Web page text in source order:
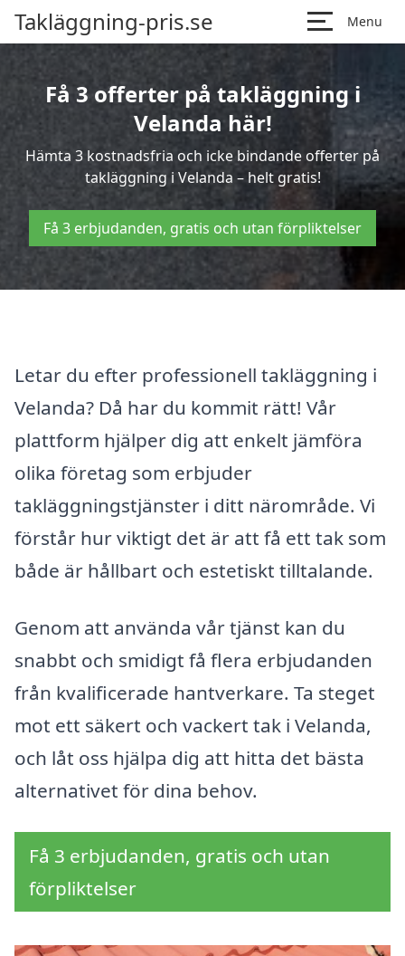
Takläggning-pris.se Menu
Få 3 offerter på takläggning i
Velanda här!
Hämta 3 kostnadsfria och icke bindande offerter på
takläggning i Velanda – helt gratis!
Få 3 erbjudanden, gratis och utan förpliktelser
Letar du efter professionell takläggning i
Velanda? Då har du kommit rätt! Vår
plattform hjälper dig att enkelt jämföra
olika företag som erbjuder
takläggningstjänster i ditt närområde. Vi
förstår hur viktigt det är att få ett tak som
både är hållbart och estetiskt tilltalande.
Genom att använda vår tjänst kan du
snabbt och smidigt få flera erbjudanden
från kvalificerade hantverkare. Ta steget
mot ett säkert och vackert tak i Velanda,
och låt oss hjälpa dig att hitta det bästa
alternativet för dina behov.
Få 3 erbjudanden, gratis och utan
förpliktelser